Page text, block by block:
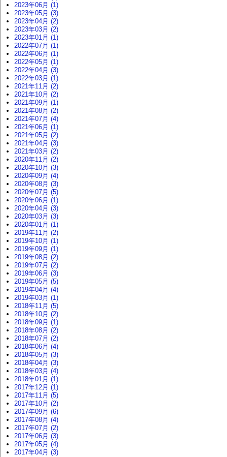
2023年06月 (1)
2023年05月 (3)
2023年04月 (2)
2023年03月 (2)
2023年01月 (1)
2022年07月 (1)
2022年06月 (1)
2022年05月 (1)
2022年04月 (3)
2022年03月 (1)
2021年11月 (2)
2021年10月 (2)
2021年09月 (1)
2021年08月 (2)
2021年07月 (4)
2021年06月 (1)
2021年05月 (2)
2021年04月 (3)
2021年03月 (2)
2020年11月 (2)
2020年10月 (3)
2020年09月 (4)
2020年08月 (3)
2020年07月 (5)
2020年06月 (1)
2020年04月 (3)
2020年03月 (3)
2020年01月 (1)
2019年11月 (2)
2019年10月 (1)
2019年09月 (1)
2019年08月 (2)
2019年07月 (2)
2019年06月 (3)
2019年05月 (5)
2019年04月 (4)
2019年03月 (1)
2018年11月 (5)
2018年10月 (2)
2018年09月 (1)
2018年08月 (2)
2018年07月 (2)
2018年06月 (4)
2018年05月 (3)
2018年04月 (3)
2018年03月 (4)
2018年01月 (1)
2017年12月 (1)
2017年11月 (5)
2017年10月 (2)
2017年09月 (6)
2017年08月 (4)
2017年07月 (2)
2017年06月 (3)
2017年05月 (4)
2017年04月 (3)